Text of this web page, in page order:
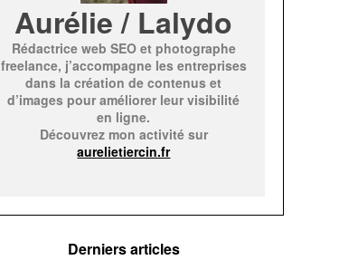
Aurélie / Lalydo
Rédactrice web SEO et photographe
freelance, j’accompagne les entreprises
dans la création de contenus et
d’images pour améliorer leur visibilité
en ligne.
Découvrez mon activité sur
aurelietiercin.fr
Derniers articles